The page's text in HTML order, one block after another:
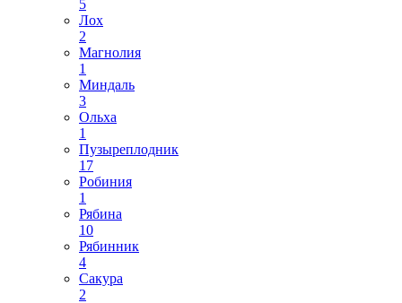
5
Лох
2
Магнолия
1
Миндаль
3
Ольха
1
Пузыреплодник
17
Робиния
1
Рябина
10
Рябинник
4
Сакура
2